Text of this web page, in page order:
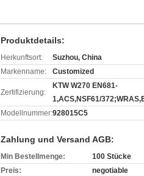
Produktdetails:
Herkunftsort:
Suzhou, China
Markenname:
Customized
Zertifizierung:
KTW W270 EN681-
1,ACS,NSF61/
Modellnummer:928015C5
Zahlung und Versand AGB:
Min Bestellmenge:
100 Stücke
Preis:
negotiable